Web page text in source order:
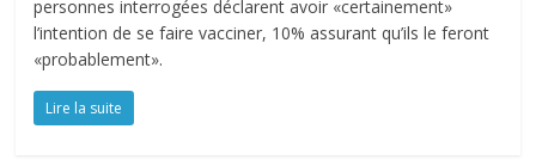
personnes interrogées déclarent avoir «certainement»
l’intention de se faire vacciner, 10% assurant qu’ils le feront
«probablement».
Lire la suite